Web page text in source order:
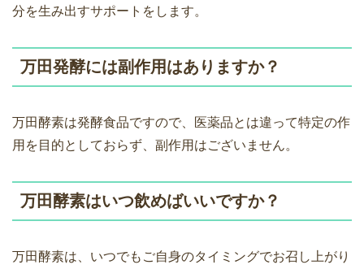
分を生み出すサポートをします。
万田発酵には副作用はありますか？
万田酵素は発酵食品ですので、医薬品とは違って特定の作
用を目的としておらず、副作用はございません。
万田酵素はいつ飲めばいいですか？
万田酵素は、いつでもご自身のタイミングでお召し上がり